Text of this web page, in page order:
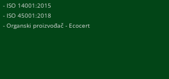
- ISO 14001:2015
- ISO 45001:2018
- Organski proizvođač - Ecocert